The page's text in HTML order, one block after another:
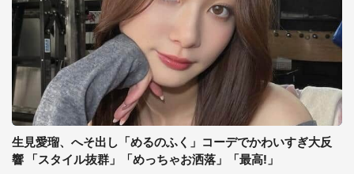
生見愛瑠、へそ出し「めるのふく」コーデでかわいすぎ大反
響 「スタイル抜群」「めっちゃお洒落」「最高!」